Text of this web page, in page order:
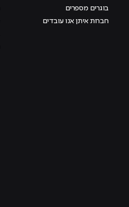
בוגרים מספרים
חברות איתן אנו עובדים